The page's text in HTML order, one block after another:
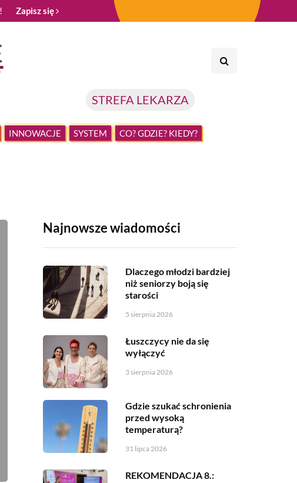
Zapisz się
STREFA LEKARZA
INNOWACJE SYSTEM CO? GDZIE? KIEDY?
Najnowsze wiadomości
Dlaczego młodzi bardziej
niż seniorzy boją się
starości
5 sierpnia 2026
Łuszczycy nie da się
wyłączyć
3 sierpnia 2026
Gdzie szukać schronienia
przed wysoką
temperaturą?
31 lipca 2026
REKOMENDACJA 8.: